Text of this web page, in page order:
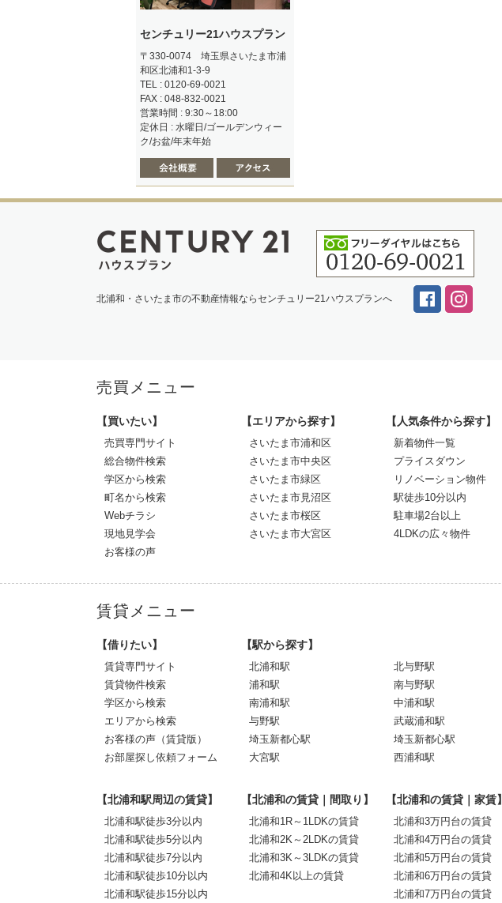
センチュリー21ハウスプラン
〒330-0074 埼玉県さいたま市浦
和区北浦和1-3-9
TEL : 0120-69-0021
FAX : 048-832-0021
営業時間 : 9:30～18:00
定休日 : 水曜日/ゴールデンウィー
ク/お盆/年末年始
北浦和・さいたま市の不動産情報ならセンチュリー21ハウスプランへ
売買メニュー
【買いたい】
売買専門サイト
総合物件検索
学区から検索
町名から検索
Webチラシ
現地見学会
お客様の声
【エリアから探す】
さいたま市浦和区
さいたま市中央区
さいたま市緑区
さいたま市見沼区
さいたま市桜区
さいたま市大宮区
【人気条件から探す】
新着物件一覧
プライスダウン
リノベーション物件
駅徒歩10分以内
駐車場2台以上
4LDKの広々物件
賃貸メニュー
【借りたい】
賃貸専門サイト
賃貸物件検索
学区から検索
エリアから検索
お客様の声（賃貸版）
お部屋探し依頼フォーム
【駅から探す】
北浦和駅
浦和駅
南浦和駅
与野駅
埼玉新都心駅
大宮駅
北与野駅
南与野駅
中浦和駅
武蔵浦和駅
埼玉新都心駅
西浦和駅
【北浦和駅周辺の賃貸】
北浦和駅徒歩3分以内
北浦和駅徒歩5分以内
北浦和駅徒歩7分以内
北浦和駅徒歩10分以内
北浦和駅徒歩15分以内
【北浦和の賃貸｜間取り】
北浦和1R～1LDKの賃貸
北浦和2K～2LDKの賃貸
北浦和3K～3LDKの賃貸
北浦和4K以上の賃貸
【北浦和の賃貸｜家賃】
北浦和3万円台の賃貸
北浦和4万円台の賃貸
北浦和5万円台の賃貸
北浦和6万円台の賃貸
北浦和7万円台の賃貸